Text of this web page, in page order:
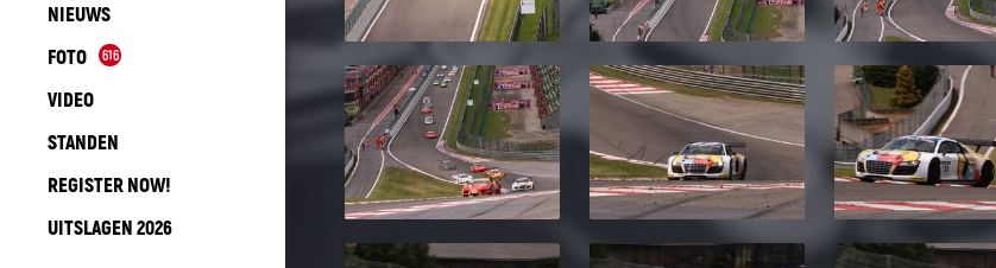
NIEUWS
FOTO
616
VIDEO
STANDEN
REGISTER NOW!
UITSLAGEN 2026